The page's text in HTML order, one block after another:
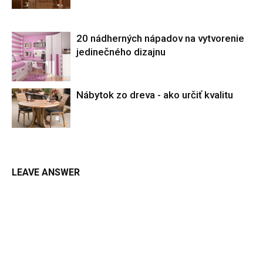
20 nádherných nápadov na vytvorenie
jedinečného dizajnu
Nábytok zo dreva - ako určiť kvalitu
LEAVE ANSWER